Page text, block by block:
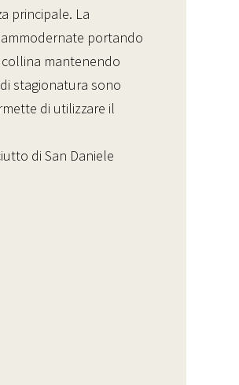
principale. La
portando
mantenendo
stagionatura sono
di utilizzare il
di San Daniele